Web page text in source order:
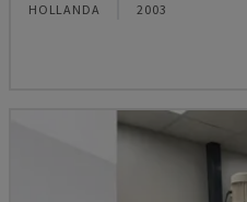
HOLLANDA 2003